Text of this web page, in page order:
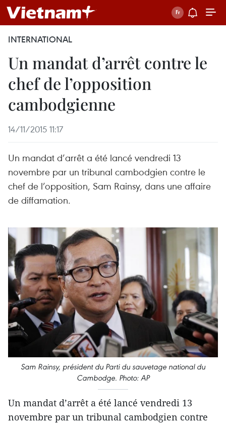
INTERNATIONAL
Un mandat d’arrêt contre le
chef de l’opposition
cambodgienne
14/11/2015 11:17
Un mandat d’arrêt a été lancé vendredi 13
novembre par un tribunal cambodgien contre le
chef de l’opposition, Sam Rainsy, dans une affaire
de diffamation.
Sam Rainsy, président du Parti du sauvetage national du
Cambodge. Photo: AP
Un mandat d’arrêt a été lancé vendredi 13
novembre par un tribunal cambodgien contre